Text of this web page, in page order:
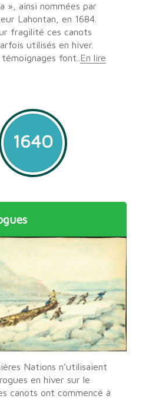
», ainsi nommées par
Lahontan, en 1684.
fragilité ces canots
utilisés en hiver.
font.. En lire
1640
Nations n’utilisaient
en hiver sur le
canots ont commencé à